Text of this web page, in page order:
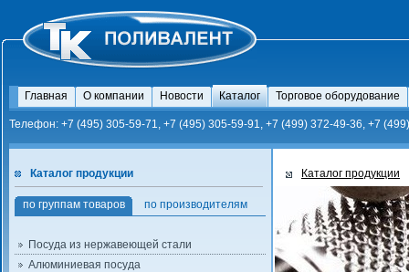
Главная О компании Новости Каталог Торговое оборудование
Телефон: +7 (495) 305-59-71, +7 (495) 305-59-91, +7 (499) 372-49-36, +7
Каталог продукции
по группам товаров по производителям
Посуда из нержавеющей стали
Алюминиевая посуда
Каталог продукции